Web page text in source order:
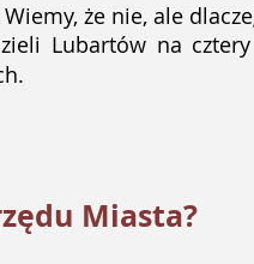
że nie, ale
Lubartów na
Miasta?